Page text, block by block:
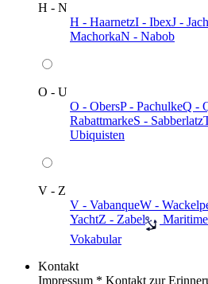
H - N
H - HaarnetzI - IbexJ - Jach
MachorkaN - Nabob
O - U
O - ObersP - PachulkeQ -
RabattmarkeS - Sabberlatz
Ubiquisten
V - Z
V - VabanqueW -
YachtZ - Zabel
Vokabular
Kontakt
Impressum * Kontakt zur